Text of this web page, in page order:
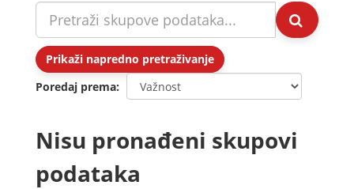
Prikaži napredno pretraživanje
Poredaj prema
Nisu pronađeni skupovi
podataka